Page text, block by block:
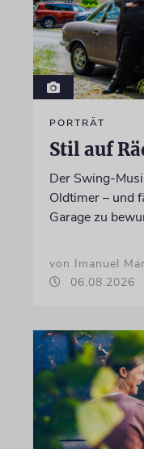
PORTRÄT
Stil auf
Der Swing-
Oldtimer – und
Garage zu
von Imanuel
06.08.2026